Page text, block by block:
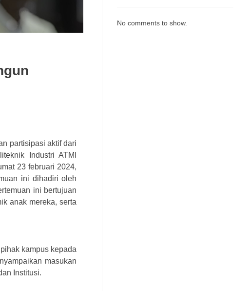
partisipasi aktif dari
Industri ATMI
23 februari 2024,
ini dihadiri oleh
ini bertujuan
anak mereka, serta
kampus kepada
masukan
Institusi.
No comments to show.